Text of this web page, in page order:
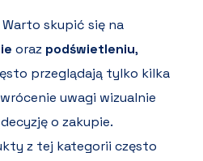
Warto skupić się na
oraz podświetleniu,
przeglądają tylko kilka
uwagi wizualnie
o zakupie.
z tej kategorii często